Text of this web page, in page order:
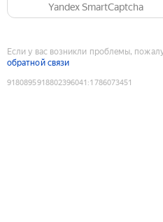
Yandex SmartCaptcha
Если у вас возникли проблемы,
обратной связи
9180895918802396041 :1786073451